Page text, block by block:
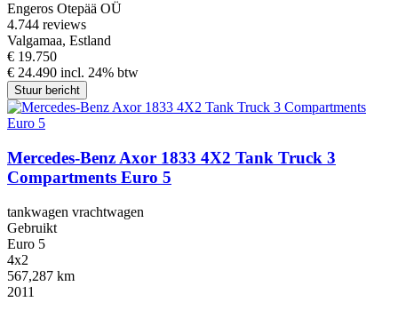
Engeros Otepää OÜ
4.744 reviews
Valgamaa, Estland
€ 19.750
€ 24.490 incl. 24% btw
Stuur bericht
Mercedes-Benz Axor 1833 4X2 Tank Truck 3
Compartments Euro 5
tankwagen vrachtwagen
Gebruikt
Euro 5
4x2
567,287 km
2011